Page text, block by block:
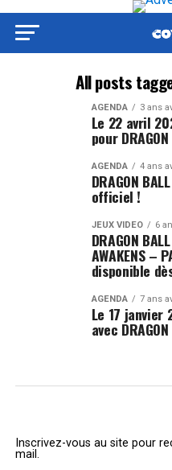
All posts
AGENDA 3 ans
Le 22 avril
pour
AGENDA 4 ans
DRAGON
officiel !
JEUX VIDEO 6
DRAGON
AWAKENS –
disponible
AGENDA 7 ans
Le 17 janvier
avec
Inscrivez-vous au site pour
mail.